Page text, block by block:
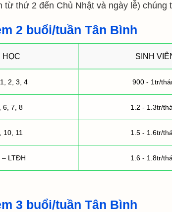
từ thứ 2 đến Chủ Nhật và ngày lễ)
2 buổi/tuần Tân Bình
HỌC SINH
2, 3, 4 900 - 1tr/
6, 7, 8 1.2 - 1.3tr/
10, 11 1.5 - 1.6tr/
– LTĐH 1.6 - 1.8tr/
3 buổi/tuần Tân Bình